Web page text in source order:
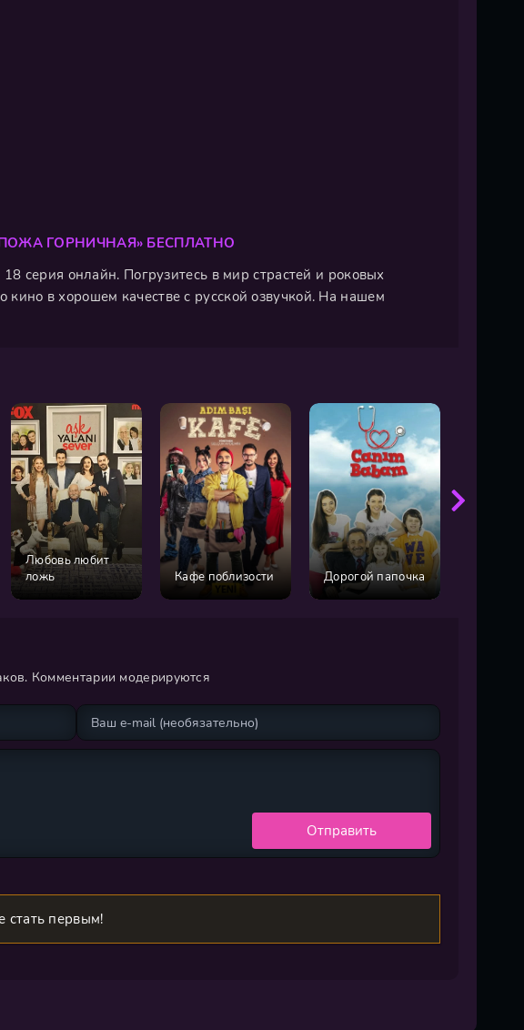
ГОРНИЧНАЯ» БЕСПЛАТНО
серия онлайн. Погрузитесь в мир страстей и роковых
кино в хорошем качестве с русской озвучкой. На нашем
Любовь любит
ложь
Кафе поблизости Дорогой папочка
Комментарии модерируются
Отправить
стать первым!